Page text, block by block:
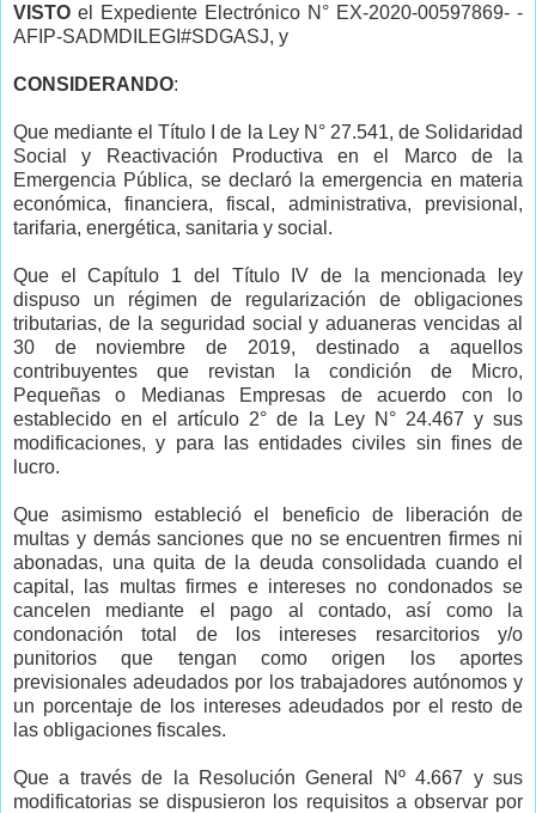
VISTO el Expediente Electrónico N° EX-2020-00597869- -
AFIP-SADMDILEGI#SDGASJ, y
CONSIDERANDO:
Que mediante el Título I de la Ley N° 27.541, de Solidaridad
Social y Reactivación Productiva en el Marco de la
Emergencia Pública, se declaró la emergencia en materia
económica, financiera, fiscal, administrativa, previsional,
tarifaria, energética, sanitaria y social.
Que el Capítulo 1 del Título IV de la mencionada ley
dispuso un régimen de regularización de obligaciones
tributarias, de la seguridad social y aduaneras vencidas al
30 de noviembre de 2019, destinado a aquellos
contribuyentes que revistan la condición de Micro,
Pequeñas o Medianas Empresas de acuerdo con lo
establecido en el artículo 2° de la Ley N° 24.467 y sus
modificaciones, y para las entidades civiles sin fines de
lucro.
Que asimismo estableció el beneficio de liberación de
multas y demás sanciones que no se encuentren firmes ni
abonadas, una quita de la deuda consolidada cuando el
capital, las multas firmes e intereses no condonados se
cancelen mediante el pago al contado, así como la
condonación total de los intereses resarcitorios y/o
punitorios que tengan como origen los aportes
previsionales adeudados por los trabajadores autónomos y
un porcentaje de los intereses adeudados por el resto de
las obligaciones fiscales.
Que a través de la Resolución General Nº 4.667 y sus
modificatorias se dispusieron los requisitos a observar por